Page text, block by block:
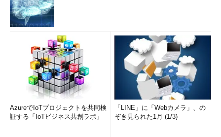
AzureでIoTプロジェクトを共同検
証する「IoTビジネス共創ラボ」
「LINE」に「Webカメラ」、の
ぞき見られた1月 (1/3)